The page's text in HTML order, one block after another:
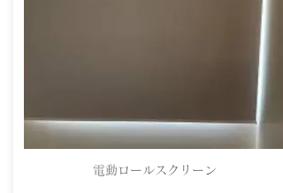
電動ロールスクリーン